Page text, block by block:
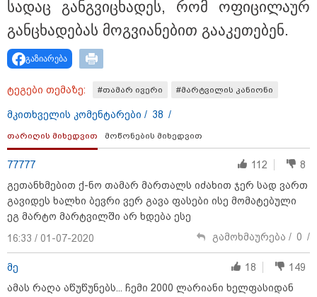
Hisense წარმოგიდგენთ გზავნილს "ინოვაციები
უკეთესი ცხოვრებისათვის" FIFA-ს 2026 წლის
მსოფლიო ჩემპიონატზე™
15:49 / 06-08-2026
შეიძინე ალდაგის სამოგზაურო დაზღვევა და
მიიღე გაორმაგებული ინტერნეტი
საზოგადოება
სა­დაც გან­გვი­ცხა­დეს, რომ ოფი­ცი­ლა­ურ
გან­ცხა­დე­ბას მოგ­ვი­ა­ნე­ბით გა­ა­კე­თე­ბენ.
გაზიარება
ტეგები თემაზე: #თამარ ივერი #მარტვილის კანიონი
მკითხველის კომენტარები / 38 /
თარიღის მიხედვით მოწონების მიხედვით
77777 112
8
გეთანხმებით ქ-ნო თამარ მართალს იძახით ჯერ სად ვართ
გავიდეს ხალხი ბევრი ვერ გავა ფასები ისე მომატებული
ეგ მარტო მარტვილში არ ხდება ესე
16:33 / 01-07-2020
გამოხმაურება / 0 /
მე 18
149
ამას რაღა აწუწუნებს... ჩემი 2000 ლარიანი ხელფასიდან